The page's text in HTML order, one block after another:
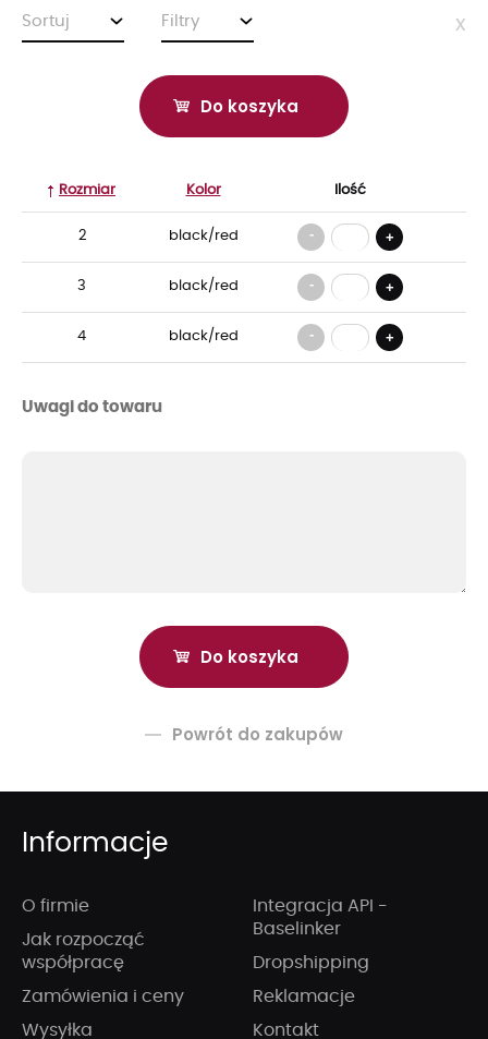
Sortuj Filtry x
Do koszyka
Rozmiar Kolor Ilość
2 black/red - +
3 black/red - +
4 black/red - +
Uwagi do towaru
Powrót do zakupów
Informacje
O firmie
Jak rozpocząć
współpracę
Zamówienia i ceny
Wysyłka
Integracja API -
Baselinker
Dropshipping
Reklamacje
Kontakt